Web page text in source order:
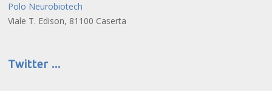
Polo Neurobiotech
Viale T. Edison, 81100 Caserta
Twitter